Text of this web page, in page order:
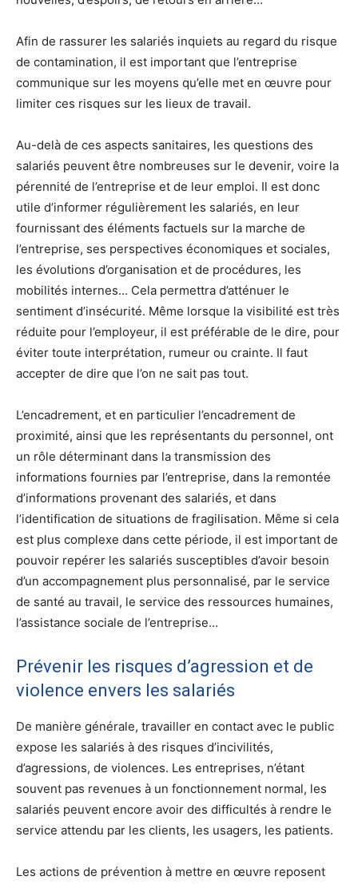
Afin de rassurer les salariés inquiets au regard du risque
de contamination, il est important que l’entreprise
communique sur les moyens qu’elle met en œuvre pour
limiter ces risques sur les lieux de travail.
Au-delà de ces aspects sanitaires, les questions des
salariés peuvent être nombreuses sur le devenir, voire la
pérennité de l’entreprise et de leur emploi. Il est donc
utile d’informer régulièrement les salariés, en leur
fournissant des éléments factuels sur la marche de
l’entreprise, ses perspectives économiques et sociales,
les évolutions d’organisation et de procédures, les
mobilités internes… Cela permettra d’atténuer le
sentiment d’insécurité. Même lorsque la visibilité est très
réduite pour l’employeur, il est préférable de le dire, pour
éviter toute interprétation, rumeur ou crainte. Il faut
accepter de dire que l’on ne sait pas tout.
L’encadrement, et en particulier l’encadrement de
proximité, ainsi que les représentants du personnel, ont
un rôle déterminant dans la transmission des
informations fournies par l’entreprise, dans la remontée
d’informations provenant des salariés, et dans
l’identification de situations de fragilisation. Même si cela
est plus complexe dans cette période, il est important de
pouvoir repérer les salariés susceptibles d’avoir besoin
d’un accompagnement plus personnalisé, par le service
de santé au travail, le service des ressources humaines,
l’assistance sociale de l’entreprise…
Prévenir les risques d’agression et de
violence envers les salariés
De manière générale, travailler en contact avec le public
expose les salariés à des risques d’incivilités,
d’agressions, de violences. Les entreprises, n’étant
souvent pas revenues à un fonctionnement normal, les
salariés peuvent encore avoir des difficultés à rendre le
service attendu par les clients, les usagers, les patients.
Les actions de prévention à mettre en œuvre reposent